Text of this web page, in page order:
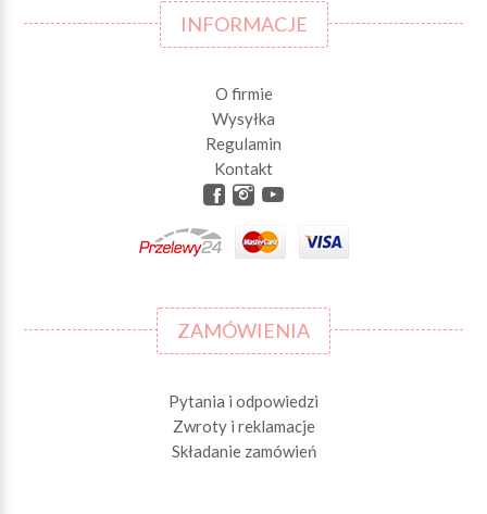
INFORMACJE
O firmie
Wysyłka
Regulamin
Kontakt
ZAMÓWIENIA
Pytania i odpowiedzi
Zwroty i reklamacje
Składanie zamówień